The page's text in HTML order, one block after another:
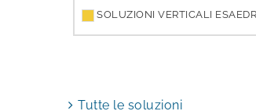
SOLUZIONI VERTICALI
Tutte le soluzioni